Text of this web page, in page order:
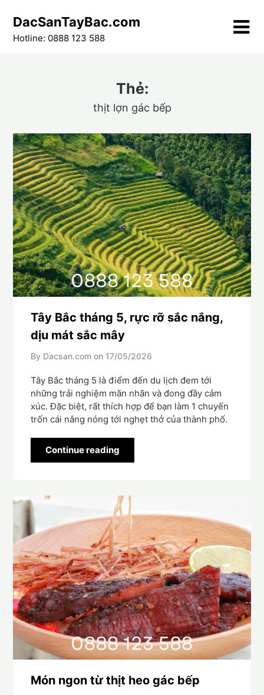
content
DacSanTayBac.com
Hotline: 0888 123 588
Thẻ:
thịt lợn gác bếp
Tây Bắc tháng 5, rực rỡ sắc nắng,
dịu mát sắc mây
By Dacsan.com on 17/05/2026
Tây Bắc tháng 5 là điểm đến du lịch đem tới
những trải nghiệm mãn nhãn và đong đầy cảm
xúc. Đặc biệt, rất thích hợp để bạn làm 1 chuyến
trốn cái nắng nóng tới nghẹt thở của thành phố.
Continue reading
Món ngon từ thịt heo gác bếp